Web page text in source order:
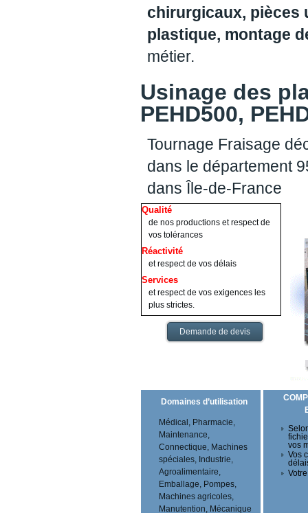
chirurgicaux, pièces
plastique, montage
métier.
Usinage des
PEHD500,
Tournage Fraisage
dans le département
dans Île-de-France
Qualité
de nos productions et respect de
vos tolérances
Réactivité
et respect de vos délais
Services
et respect de vos exigences les
plus strictes.
Demande de devis
Domaines d’utilisation
Médical, Pharmacie,
Maintenance,
Connectique, Machines
spéciales, Industrie,
Agroalimentaire,
Emballage, Pompes,
Machines agricoles,
Manutention, Mécanique
vos
Vos